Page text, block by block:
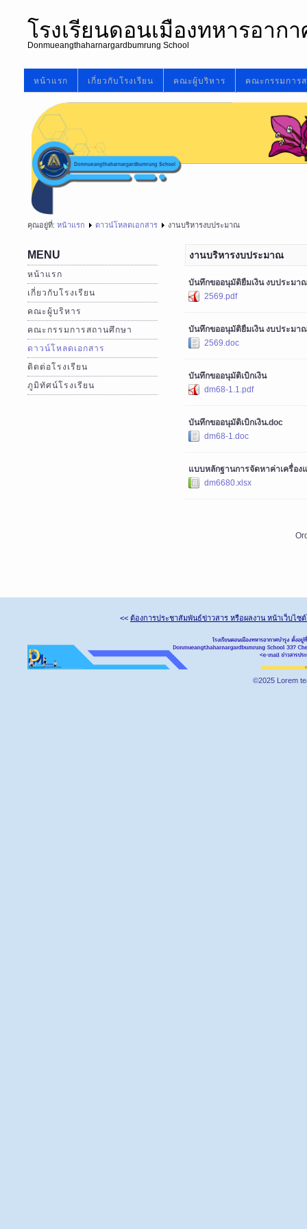
โรงเรียนดอนเมืองทหารอาก
Donmueangthaharnargardbumrung School
หน้าแรก เกี่ยวกับโรงเรียน คณะผู้บริหาร คณะกรรมการ
คุณอยู่ที่: หน้าแรก ดาวน์โหลดเอกสาร งานบริหารงบประมาณ
MENU
หน้าแรก
เกี่ยวกับโรงเรียน
คณะผู้บริหาร
คณะกรรมการสถานศึกษา
ดาวน์โหลดเอกสาร
ติดต่อโรงเรียน
ภูมิทัศน์โรงเรียน
งานบริหารงบประมาณ
บันทึกขออนุมัติยืมเงิน งบประมา
2569.pdf
บันทึกขออนุมัติยืมเงิน งบประมา
2569.doc
บันทึกขออนุมัติเบิกเงิน
dm68-1.1.pdf
บันทึกขออนุมัติเบิกเงิน.doc
dm68-1.doc
แบบหลักฐานการจัดหาค่าเครื่อง
dm6680.xlsx
<< ต้องการประชาสัมพันธ์ข่าวสาร หรือผลงาน หน้าเว็บไซ
©2025 Lorem